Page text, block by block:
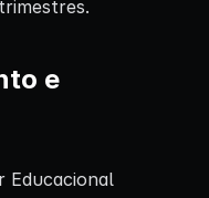
e
Educacional